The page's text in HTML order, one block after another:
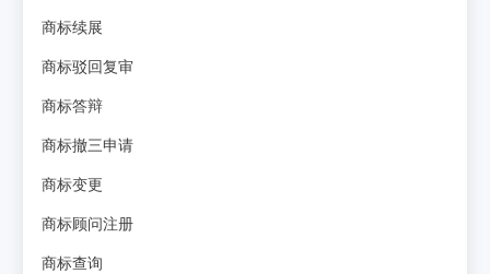
商标续展
商标驳回复审
商标答辩
商标撤三申请
商标变更
商标顾问注册
商标查询